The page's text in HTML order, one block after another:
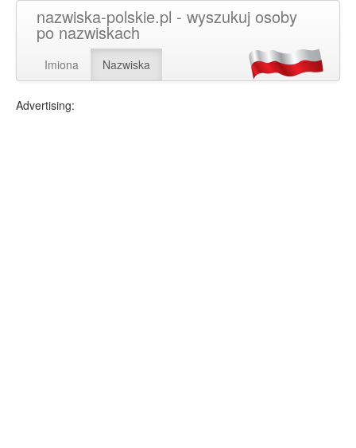
nazwiska-polskie.pl - wyszukuj osoby
po nazwiskach
Imiona Nazwiska
Advertising: